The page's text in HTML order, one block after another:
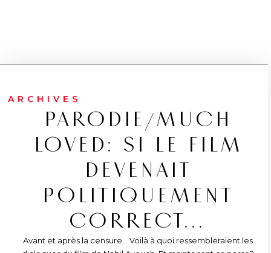
ARCHIVES
PARODIE/MUCH
LOVED: SI LE FILM
DEVENAIT
POLITIQUEMENT
CORRECT…
Avant et après la censure... Voilà à quoi ressembleraient les